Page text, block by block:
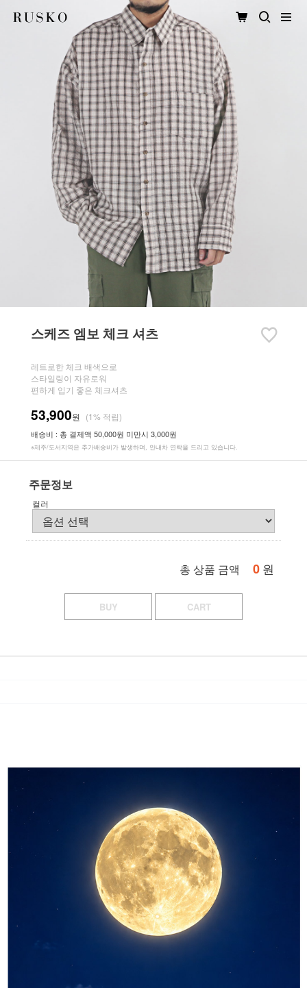
스케즈 엠보 체크 셔츠
레트로한 체크 배색으로
스타일링이 자유로워
편하게 입기 좋은 체크셔츠
53,900원 (1% 적립)
배송비 : 총 결제액 50,000원 미만시 3,000원
※제주/도서지역은 추가배송비가 발생하며, 안내차 연락을 드리고 있습니다.
주문정보
컬러
총 상품 금액 0 원
BUY CART